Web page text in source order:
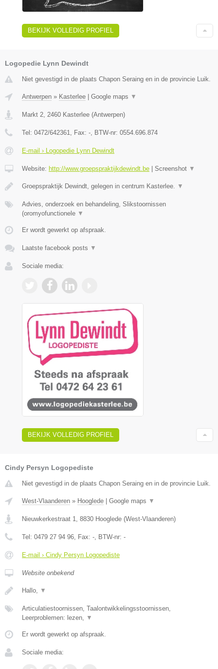
BEKIJK VOLLEDIG PROFIEL
Logopedie Lynn Dewindt
Niet gevestigd in de plaats Chapon Seraing en in de provincie Luik.
Antwerpen » Kasterlee Google maps ▼
Markt 2 2460 Kasterlee (Antwerpen)
Tel: 0472/642361 , Fax: - , BTW-nr: 0554.696.874
E-mail › Logopedie Lynn Dewindt
Website: http://www.groepspraktijkdewindt.be Screenshot ▼
Groepspraktijk Dewindt, gelegen in centrum Kasterlee. ▼
Advies, onderzoek en behandeling, Slikstoornissen
(oromyofunctionele ▼
Er wordt gewerkt op afspraak.
Laatste facebook posts ▼
Sociale media:
BEKIJK VOLLEDIG PROFIEL
Cindy Persyn Logopediste
Niet gevestigd in de plaats Chapon Seraing en in de provincie Luik.
West-Vlaanderen » Hooglede Google maps ▼
Nieuwkerkestraat 1 8830 Hooglede (West-Vlaanderen)
Tel: 0479 27 94 96 , Fax: - , BTW-nr: -
E-mail › Cindy Persyn Logopediste
Website onbekend
Hallo, ▼
Articulatiestoornissen, Taalontwikkelingsstoornissen,
Leerproblemen: lezen,
▼
Er wordt gewerkt op afspraak.
Sociale media: